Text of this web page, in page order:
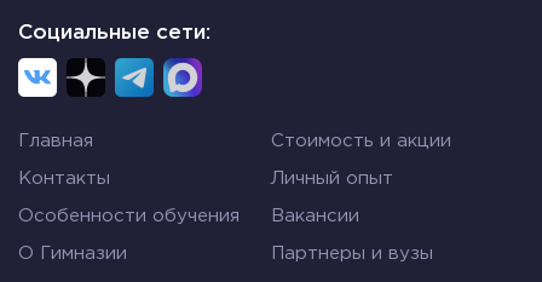
Социальные сети:
Главная Стоимость и акции
Контакты Личный опыт
Особенности обучения Вакансии
О Гимназии Партнеры и вузы